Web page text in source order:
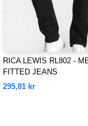
RICA LEWIS RL802 -
FITTED JEANS
295,81 kr